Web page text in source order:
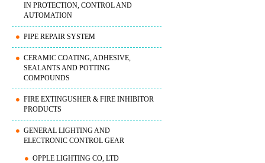
IN PROTECTION, CONTROL AND
AUTOMATION
PIPE REPAIR SYSTEM
CERAMIC COATING, ADHESIVE,
SEALANTS AND POTTING
COMPOUNDS
FIRE EXTINGUSHER & FIRE INHIBITOR
PRODUCTS
GENERAL LIGHTING AND
ELECTRONIC CONTROL GEAR
OPPLE LIGHTING CO, LTD